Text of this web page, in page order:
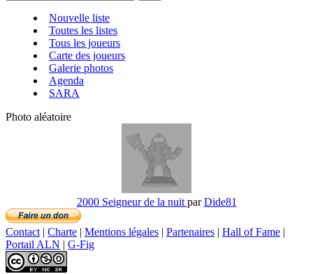
Nouvelle liste
Toutes les listes
Tous les joueurs
Carte des joueurs
Galerie photos
Agenda
SARA
Photo aléatoire
2000 Seigneur de la nuitparDide81
Contact| Charte | Mentions légales | Partenaires | Hall of Fame |
Portail ALN | G-Fig